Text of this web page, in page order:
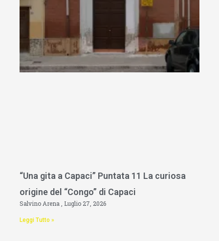
“Una gita a Capaci” Puntata 11 La curiosa
origine del “Congo” di Capaci
Salvino Arena Luglio 27, 2026
Leggi Tutto »